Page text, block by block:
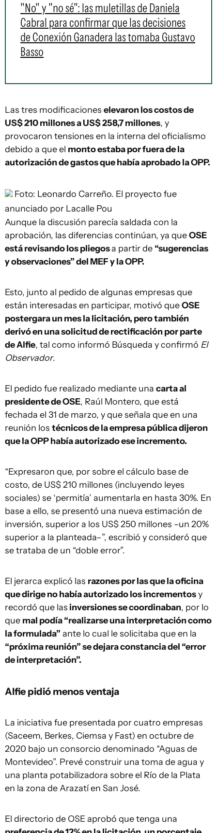
"No" y "no sé": las muletillas de Daniela
Cabral para confirmar que las decisiones
de Conexión Ganadera las tomaba Gustavo
Basso
Las tres modificaciones elevaron los costos de
US$ 210 millones a US$ 258,7 millones, y
provocaron tensiones en la interna del oficialismo
debido a que el monto estaba por fuera de la
autorización de gastos que había aprobado la OPP.
Foto: Leonardo Carreño. El proyecto fue
anunciado por Lacalle Pou
Aunque la discusión parecía saldada con la
aprobación, las diferencias continúan, ya queOSE
está revisando los pliegosa partir de “sugerencias
y observaciones” del MEF y la OPP.
Esto, junto al pedido de algunas empresas que
están interesadas en participar, motivó queOSE
postergara un mes la licitación, pero también
derivó en una solicitud de rectificación por parte
de Alfie, tal como informó Búsqueda y confirmó El
Observador.
El pedido fue realizado mediante una carta al
presidente de OSE, Raúl Montero, que está
fechada el 31 de marzo, y que señala que en una
reunión los técnicos de la empresa pública dijeron
que la OPP había autorizado ese incremento.
“Expresaron que, por sobre el cálculo base de
costo, de US$ 210 millones (incluyendo leyes
sociales) se ‘permitía’ aumentarla en hasta 30%. En
base a ello, se presentó una nueva estimación de
inversión, superior a los US$ 250 millones –un 20%
superior a la planteada–”, escribió y consideró que
se trataba de un “doble error”.
El jerarca explicó las razones por las que la oficina
que dirige no había autorizado los incrementosy
recordó que las inversiones se coordinaban, por lo
que mal podía “realizarse una interpretación como
la formulada” ante lo cual le solicitaba que en la
“próxima reunión” se dejara constancia del “error
de interpretación”.
Alfie pidió menos ventaja
La iniciativa fue presentada por cuatro empresas
(Saceem, Berkes, Ciemsa y Fast) en octubre de
2020 bajo un consorcio denominado “Aguas de
Montevideo”. Prevé construir una toma de agua y
una planta potabilizadora sobre el Río de la Plata
en la zona de Arazatí en San José.
El directorio de OSE aprobó que tenga una